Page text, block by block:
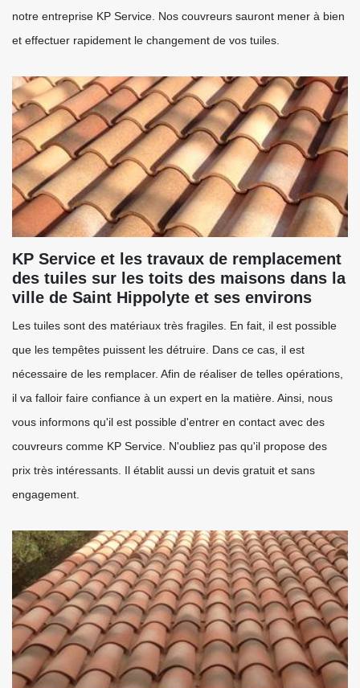
notre entreprise KP Service. Nos couvreurs sauront mener à bien
et effectuer rapidement le changement de vos tuiles.
KP Service et les travaux de remplacement
des tuiles sur les toits des maisons dans la
ville de Saint Hippolyte et ses environs
Les tuiles sont des matériaux très fragiles. En fait, il est possible
que les tempêtes puissent les détruire. Dans ce cas, il est
nécessaire de les remplacer. Afin de réaliser de telles opérations,
il va falloir faire confiance à un expert en la matière. Ainsi, nous
vous informons qu'il est possible d'entrer en contact avec des
couvreurs comme KP Service. N'oubliez pas qu'il propose des
prix très intéressants. Il établit aussi un devis gratuit et sans
engagement.